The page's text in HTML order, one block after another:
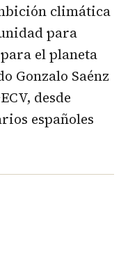
climática
para
el planeta
Gonzalo Saénz
desde
españoles